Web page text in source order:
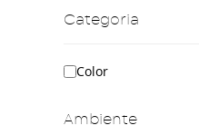
Categoria
Color
Ambiente